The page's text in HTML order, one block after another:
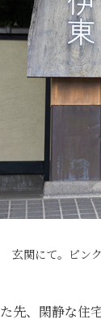
玄関にて。ピン
先、閑静な住